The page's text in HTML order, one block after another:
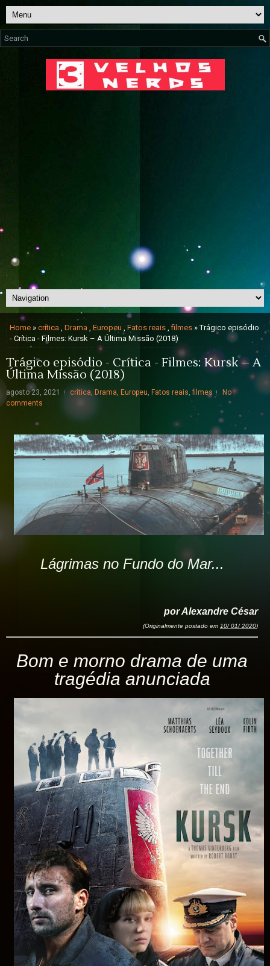
Home » crítica , Drama , Europeu , Fatos reais ,filmes » Trágico episódio
- Crítica - Filmes: Kursk – A Última Missão (2018)
Trágico episódio - Crítica - Filmes: Kursk – A
Última Missão (2018)
agosto 23, 2021 crítica, Drama, Europeu, Fatos reais,filmes
No
comments
Lágrimas no Fundo do Mar...
por Alexandre César
(Originalmente postado em 10/ 01/ 2020)
Bom e morno drama de uma
tragédia anunciada